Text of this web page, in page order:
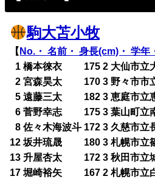
駒大苫小牧
【 No.・ 名前・ 身長(cm)・ 学年
1 橋本徠衣 175 2 大仙市立
02 宮森昊太 170 3 野々市市
05 遠藤三太 182 3 恵庭市立
06 菅野幸志 175 3 葉山町立
08 佐々木海波斗 172 3 久慈市立
12 坂井琉晟 180 3 札幌市立
13 升屋杏太 172 3 秋田市立
17 堀崎裕矢 167 2 札幌市立